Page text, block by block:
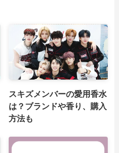
スキズメンバーの愛用香水
は？ブランドや香り、購入
方法も